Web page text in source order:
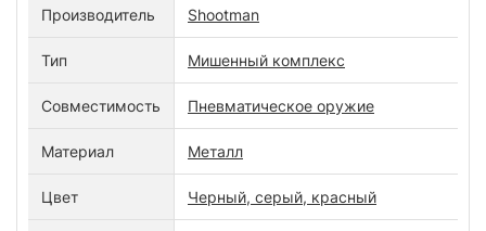
Производитель Shootman
Тип Мишенный комплекс
Совместимость Пневматическое оружие
Материал Металл
Цвет Черный, серый, красный